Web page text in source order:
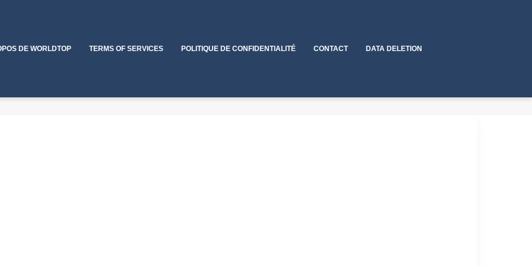
DE WORLDTOP TERMS OF SERVICES POLITIQUE DE CONFIDENTIALITÉ CONTACT DATA DELETION